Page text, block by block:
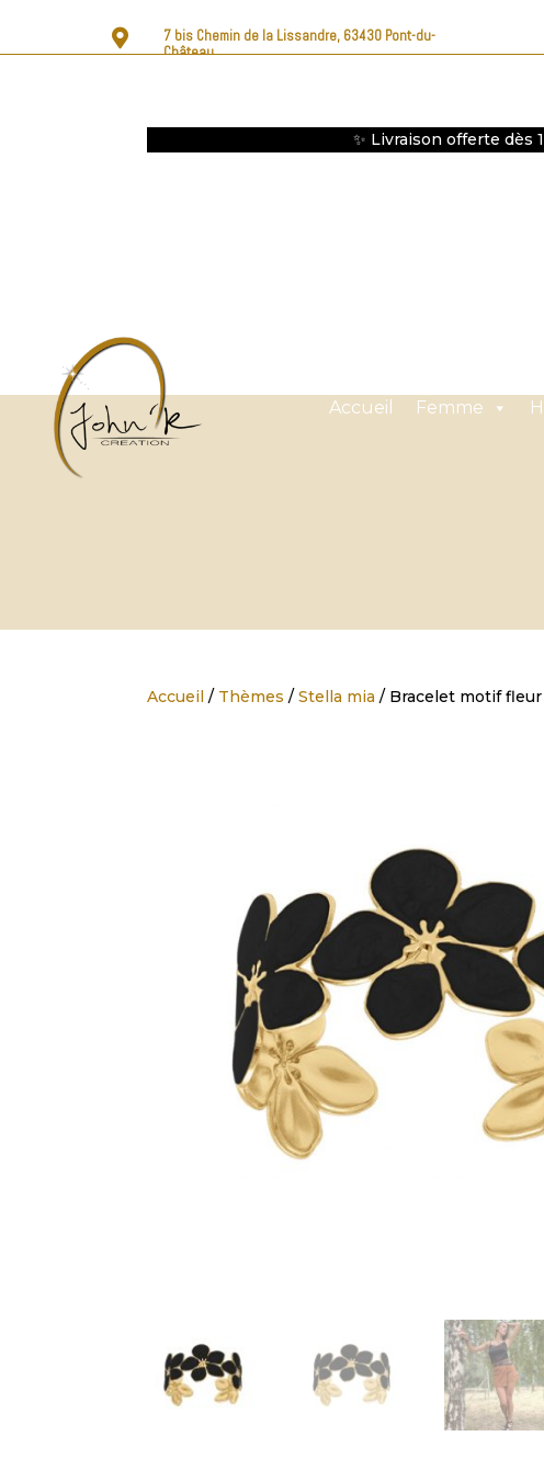

7 bis Chemin de la Lissandre, 63430 Pont-du-
Château
✨ Livraison offerte dès
Accueil Femme
Accueil / Thèmes /Stella mia / Bracelet motif